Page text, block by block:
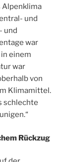
Alpenklima
und
und
war
einem
war
von
Klimamittel.
schlechte
Rückzug